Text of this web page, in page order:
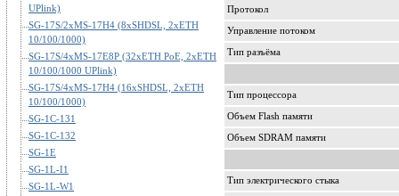
UPlink)
SG-17S/2xMS-17H4 (8xSHDSL, 2xETH
10/100/1000)
SG-17S/4xMS-17E8P (32xETH PoE, 2xETH
10/100/1000 UPlink)
SG-17S/4xMS-17H4 (16xSHDSL, 2xETH
10/100/1000)
SG-1C-131
SG-1C-132
SG-1E
SG-1L-I1
SG-1L-W1
Протокол
Управление потоком
Тип разъёма
Тип процессора
Объем Flash памяти
Объем SDRAM памяти
Тип электрического стыка